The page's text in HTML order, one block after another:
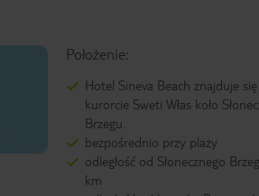
Położenie:
Hotel Sineva Beach znajduje
kurorcie Sweti Włas koło
Brzegu.
bezpośrednio przy plaży
odległość od Słonecznego
km